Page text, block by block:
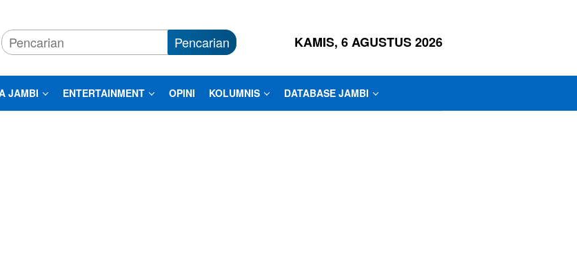
Pencarian KAMIS, 6 AGUSTUS 2026
JAMBI ENTERTAINMENT OPINI KOLUMNIS DATABASE JAMBI